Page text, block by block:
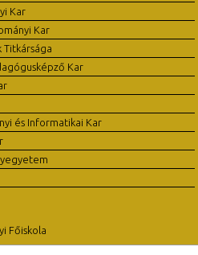
Kar
Kar
Titkársága
Kar
és Informatikai Kar
Főiskola